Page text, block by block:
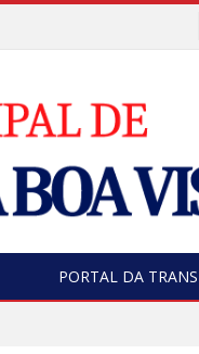
PORTAL DA